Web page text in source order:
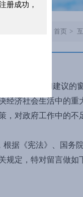
首页 >
出有关意见和建议的
经济社会生活中的重
，对政府工作中的不
据《宪法》、国务
规定，特对留言做如
册成功，